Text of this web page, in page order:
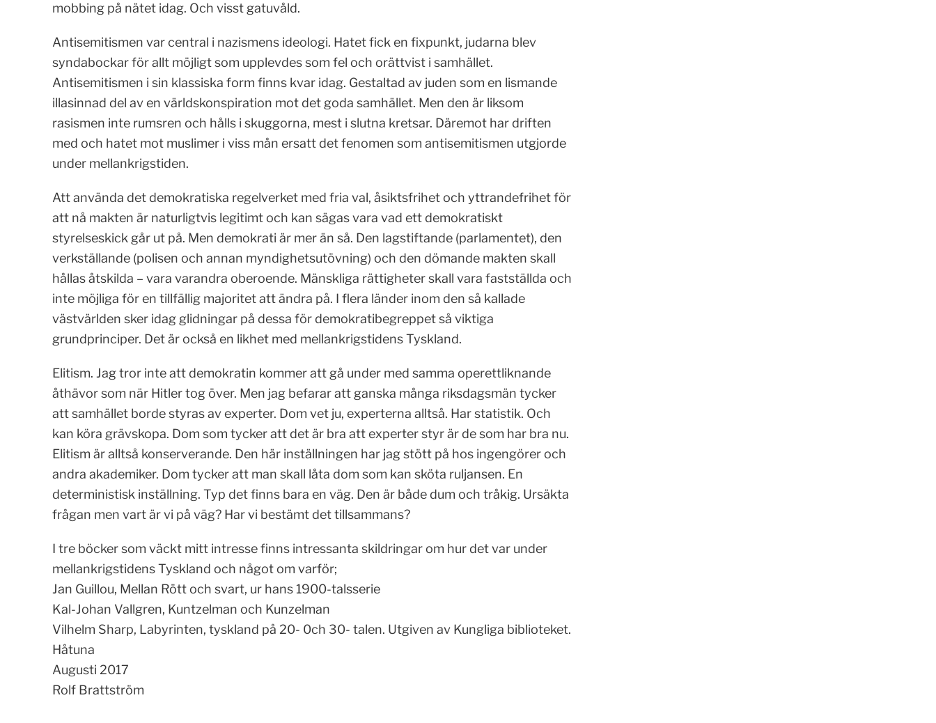
mobbing på nätet idag. Och visst gatuvåld.
Antisemitismen var central i nazismens ideologi. Hatet fick en fixpunkt, judarna blev
syndabockar för allt möjligt som upplevdes som fel och orättvist i samhället.
Antisemitismen i sin klassiska form finns kvar idag. Gestaltad av juden som en lismande
illasinnad del av en världskonspiration mot det goda samhället. Men den är liksom
rasismen inte rumsren och hålls i skuggorna, mest i slutna kretsar. Däremot har driften
med och hatet mot muslimer i viss mån ersatt det fenomen som antisemitismen utgjorde
under mellankrigstiden.
Att använda det demokratiska regelverket med fria val, åsiktsfrihet och yttrandefrihet för
att nå makten är naturligtvis legitimt och kan sägas vara vad ett demokratiskt
styrelseskick går ut på. Men demokrati är mer än så. Den lagstiftande (parlamentet), den
verkställande (polisen och annan myndighetsutövning) och den dömande makten skall
hållas åtskilda – vara varandra oberoende. Mänskliga rättigheter skall vara fastställda och
inte möjliga för en tillfällig majoritet att ändra på. I flera länder inom den så kallade
västvärlden sker idag glidningar på dessa för demokratibegreppet så viktiga
grundprinciper. Det är också en likhet med mellankrigstidens Tyskland.
Elitism. Jag tror inte att demokratin kommer att gå under med samma operettliknande
åthävor som när Hitler tog över. Men jag befarar att ganska många riksdagsmän tycker
att samhället borde styras av experter. Dom vet ju, experterna alltså. Har statistik. Och
kan köra grävskopa. Dom som tycker att det är bra att experter styr är de som har bra nu.
Elitism är alltså konserverande. Den här inställningen har jag stött på hos ingengörer och
andra akademiker. Dom tycker att man skall låta dom som kan sköta ruljansen. En
deterministisk inställning. Typ det finns bara en väg. Den är både dum och tråkig. Ursäkta
frågan men vart är vi på väg? Har vi bestämt det tillsammans?
I tre böcker som väckt mitt intresse finns intressanta skildringar om hur det var under
mellankrigstidens Tyskland och något om varför;
Jan Guillou, Mellan Rött och svart, ur hans 1900-talsserie
Kal-Johan Vallgren, Kuntzelman och Kunzelman
Vilhelm Sharp, Labyrinten, tyskland på 20- 0ch 30- talen. Utgiven av Kungliga biblioteket.
Håtuna
Augusti 2017
Rolf Brattström